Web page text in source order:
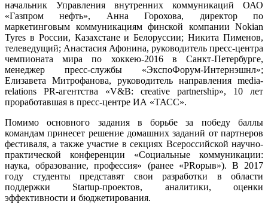
начальник Управления внутренних коммуникаций ОАО
«Газпром нефть», Анна Горохова, директор по
маркетинговым коммуникациям финской компании Nokian
Tyres в России, Казахстане и Белоруссии; Никита Пименов,
телеведущий; Анастасия Афонина, руководитель пресс-центра
чемпионата мира по хоккею-2016 в Санкт-Петербурге,
менеджер пресс-службы «ЭкспоФорум-Интернэшнл»;
Елизавета Митрофанова, руководитель направления media-
relations PR-агентства «V&B: creative partnership», 10 лет
проработавшая в пресс-центре ИА «ТАСС».
Помимо основного задания в борьбе за победу баллы
командам принесет решение домашних заданий от партнеров
фестиваля, а также участие в секциях Всероссийской научно-
практической конференции «Социальные коммуникации:
наука, образование, профессия» (ранее «PRорыв»). В 2017
году студенты представят свои разработки в области
поддержки Startup-проектов, аналитики, оценки
эффективности и бюджетирования.